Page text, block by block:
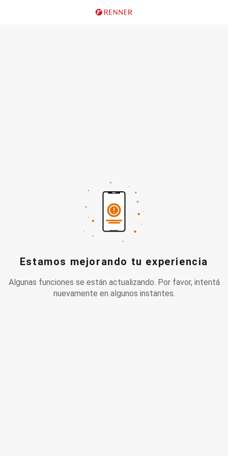
Estamos mejorando tu experiencia
Algunas funciones se están actualizando. Por favor, intentá
nuevamente en algunos instantes.